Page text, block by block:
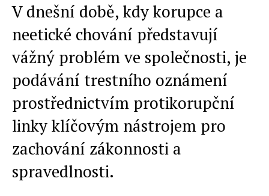
V dnešní době, kdy korupce a
neetické chování představují
vážný problém ve společnosti, je
podávání trestního oznámení
prostřednictvím protikorupční
linky klíčovým nástrojem pro
zachování zákonnosti a
spravedlnosti.